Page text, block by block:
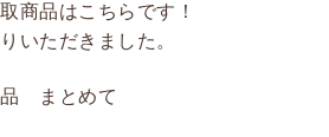
商品はこちらです！
いただきました。
まとめて